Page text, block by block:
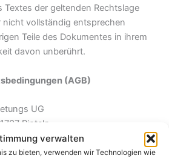
verwalten
zu bieten, verwenden wir Technologien wie
Textes der geltenden Rechtslage
vollständig entsprechen
Teile des Dokumentes in ihrem
davon unberührt.
(AGB)
UG
Rinteln
Akgün